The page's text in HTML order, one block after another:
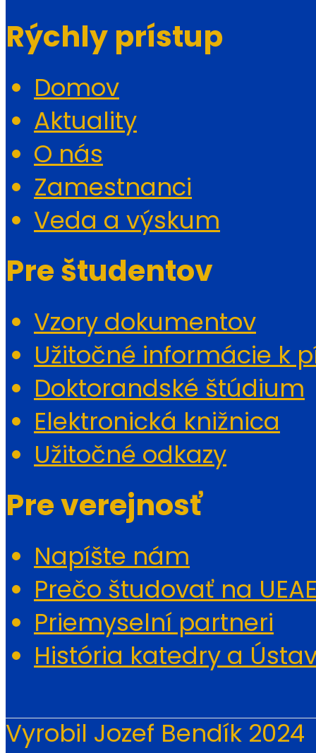
Rýchly prístup
Domov
Aktuality
O nás
Zamestnanci
Veda a výskum
Pre študentov
Vzory dokumentov
Užitočné informácie k
Doktorandské štúdium
Elektronická knižnica
Užitočné odkazy
Pre verejnosť
Napíšte nám
Prečo študovať na
Priemyselní partneri
História katedry a
Vyrobil Jozef Bendík 2024